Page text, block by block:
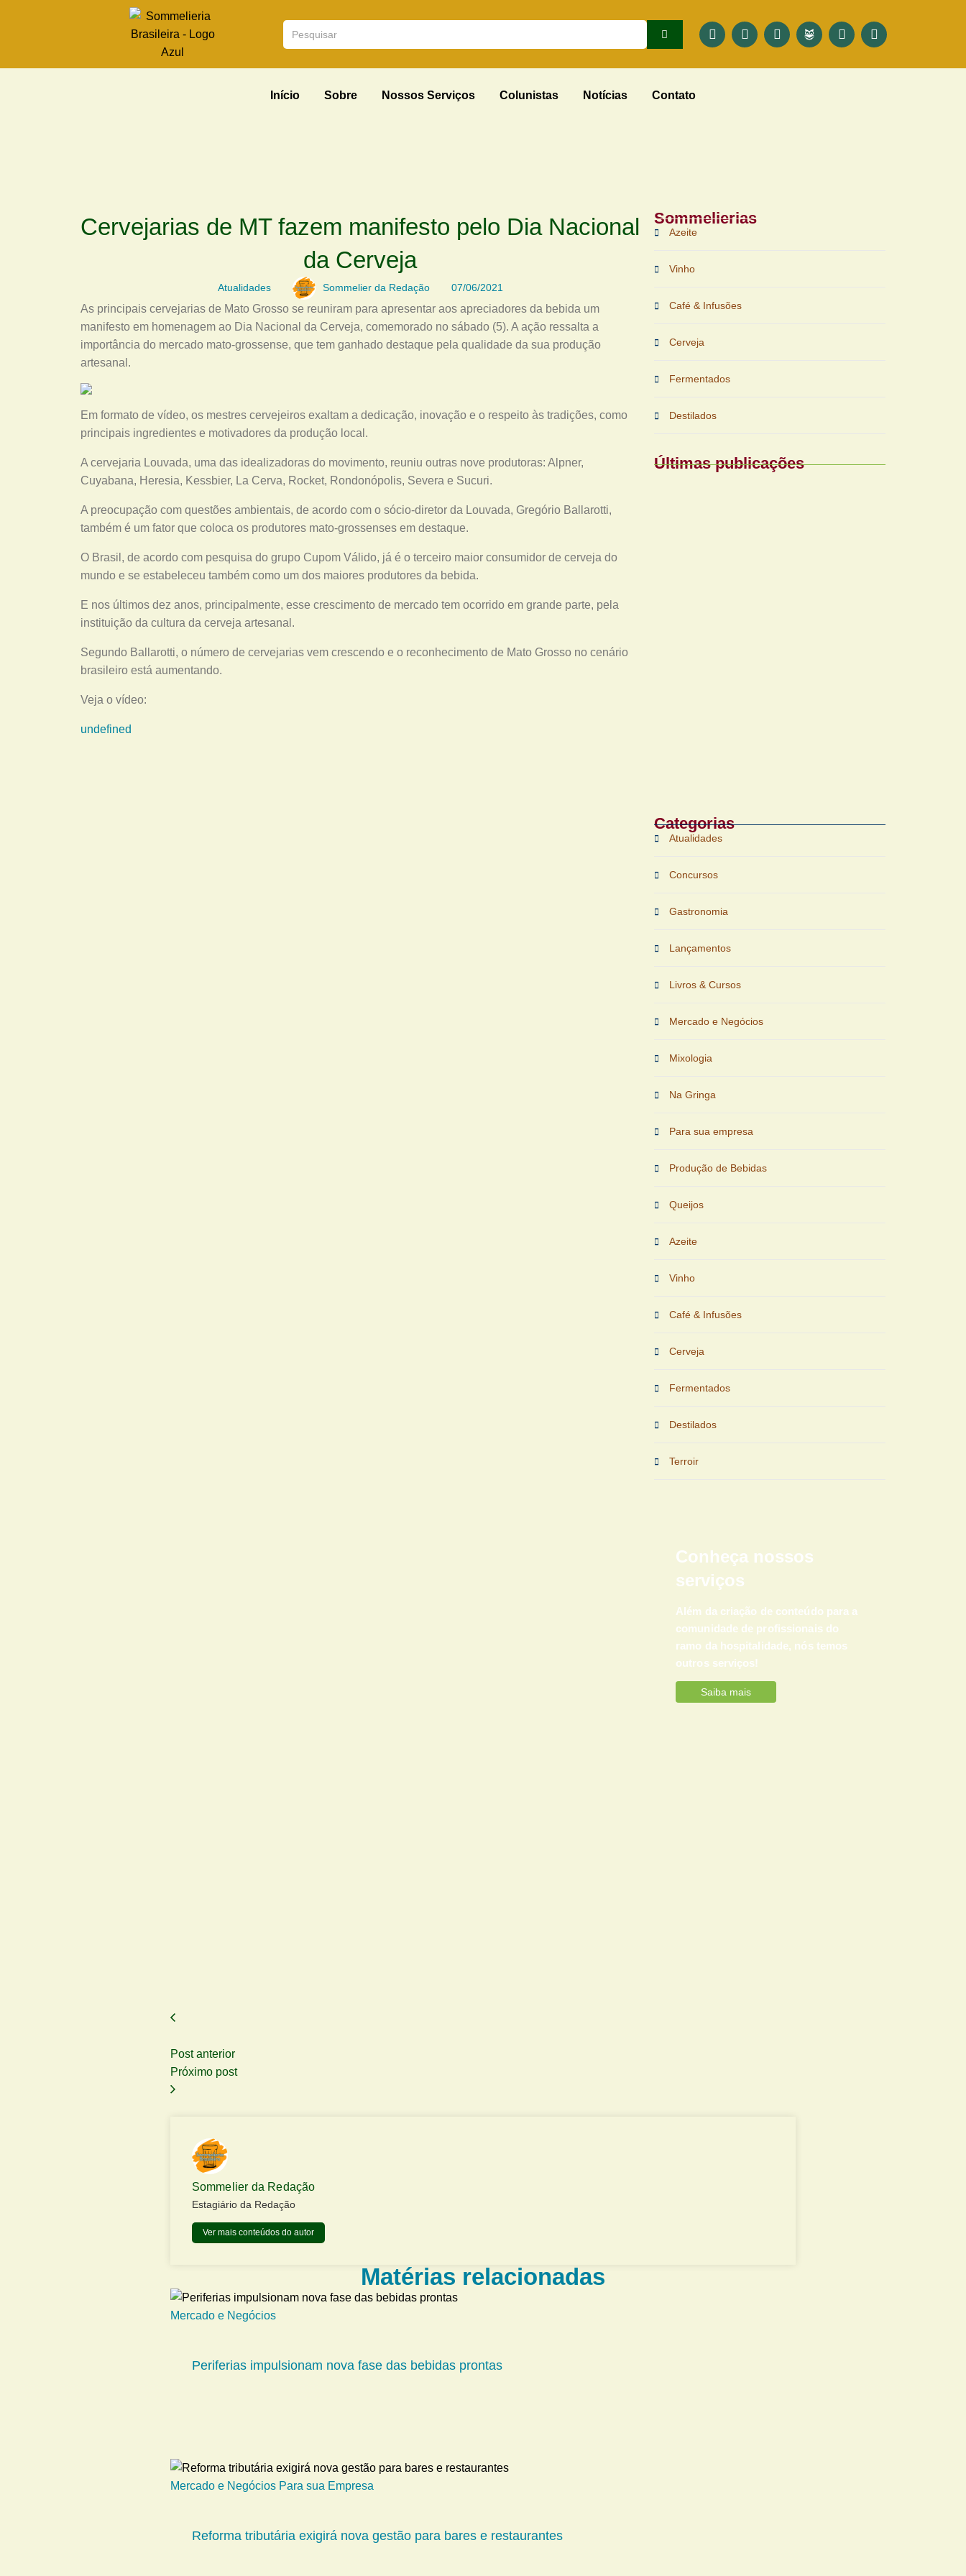
Início Sobre Nossos Serviços Colunistas Notícias Contato
Cervejarias de MT fazem manifesto pelo Dia Nacional
da Cerveja
Atualidades Sommelier da Redação 07/06/2021
As principais cervejarias de Mato Grosso se reuniram para apresentar aos apreciadores da bebida um
manifesto em homenagem ao Dia Nacional da Cerveja, comemorado no sábado (5). A ação ressalta a
importância do mercado mato-grossense, que tem ganhado destaque pela qualidade da sua produção
artesanal.
Em formato de vídeo, os mestres cervejeiros exaltam a dedicação, inovação e o respeito às tradições, como
principais ingredientes e motivadores da produção local.
A cervejaria Louvada, uma das idealizadoras do movimento, reuniu outras nove produtoras: Alpner,
Cuyabana, Heresia, Kessbier, La Cerva, Rocket, Rondonópolis, Severa e Sucuri.
A preocupação com questões ambientais, de acordo com o sócio-diretor da Louvada, Gregório Ballarotti,
também é um fator que coloca os produtores mato-grossenses em destaque.
O Brasil, de acordo com pesquisa do grupo Cupom Válido, já é o terceiro maior consumidor de cerveja do
mundo e se estabeleceu também como um dos maiores produtores da bebida.
E nos últimos dez anos, principalmente, esse crescimento de mercado tem ocorrido em grande parte, pela
instituição da cultura da cerveja artesanal.
Segundo Ballarotti, o número de cervejarias vem crescendo e o reconhecimento de Mato Grosso no cenário
brasileiro está aumentando.
Veja o vídeo:
undefined
Sommelierias
Azeite
Vinho
Café & Infusões
Cerveja
Fermentados
Destilados
Últimas publicações
Categorias
Atualidades
Concursos
Gastronomia
Lançamentos
Livros & Cursos
Mercado e Negócios
Mixologia
Na Gringa
Para sua empresa
Produção de Bebidas
Queijos
Azeite
Vinho
Café & Infusões
Cerveja
Fermentados
Destilados
Terroir
Conheça nossos
serviços
Além da criação de conteúdo para a
comunidade de profissionais do
ramo da hospitalidade, nós temos
outros serviços!
Saiba mais
Post anterior
Próximo post
Sommelier da Redação
Estagiário da Redação
Ver mais conteúdos do autor
Matérias relacionadas
Mercado e Negócios
Periferias impulsionam nova fase das bebidas prontas
Mercado e Negócios Para sua Empresa
Reforma tributária exigirá nova gestão para bares e restaurantes